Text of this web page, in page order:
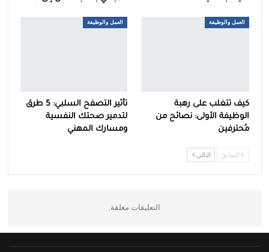
العمل والوظيفة
كيف تتغلب على رهبة
الوظيفة الأولى: نصائح من
مُحترفين
العمل والوظيفة
تأثير التصفح السلبي: 5 طرق
لتدمير صحتك النفسية
ومسارك المهني
السابق التالي
التعليقات مغلقة.